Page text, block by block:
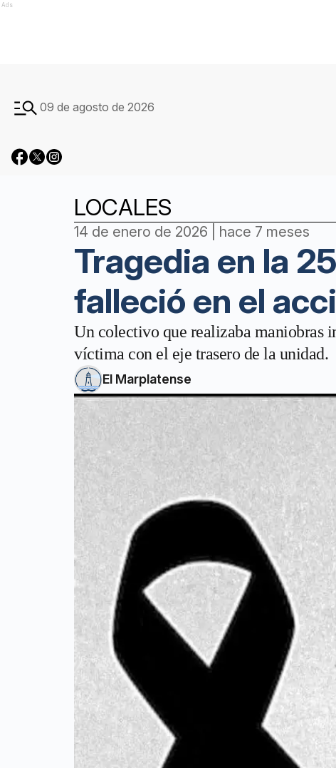
Ads
09 de agosto de 2026
LOCALES
14 de enero de 2026 | hace 7 meses
Tragedia en la
falleció en el
Un colectivo que realizaba maniobras
víctima con el eje trasero de la unidad.
El Marplatense